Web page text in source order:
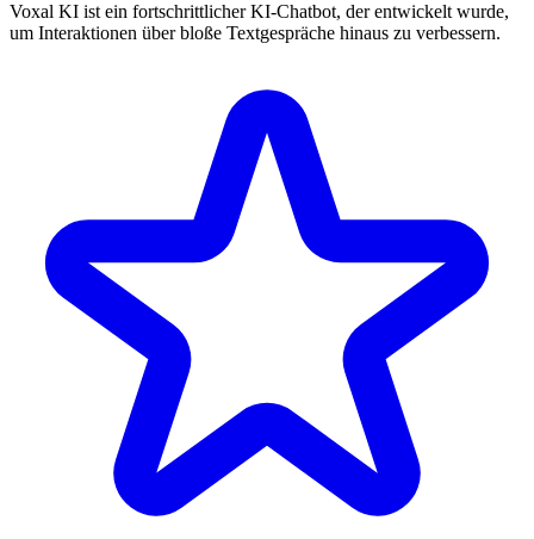
Voxal KI ist ein fortschrittlicher KI-Chatbot, der entwickelt wurde,
um Interaktionen über bloße Textgespräche hinaus zu verbessern.